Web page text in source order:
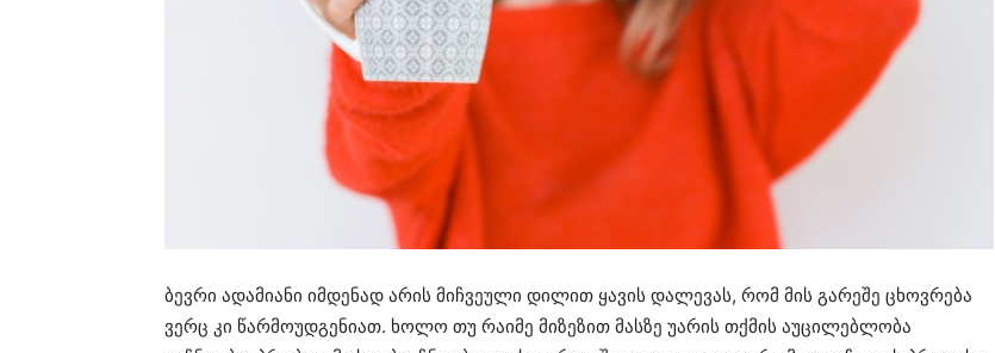
ბევრი ადამიანი იმდენად არის მიჩვეული დილით ყავის დალევას, რომ მის გარეშე ცხოვრება
ვერც კი წარმოუდგენიათ. ხოლო თუ რაიმე მიზეზით მასზე უარის თქმის აუცილებლობა